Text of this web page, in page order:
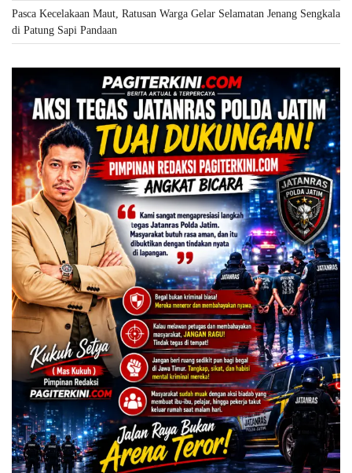
Pasca Kecelakaan Maut, Ratusan Warga Gelar Selamatan Jenang Sengkala
di Patung Sapi Pandaan